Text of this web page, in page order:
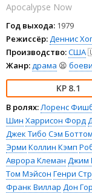
Apocalypse Now
Год выхода: 1979
Режиссёр:Деннис
Производство:США
Жанр:драма 😫
8.1
В ролях:Лоренс
Шин Харрисон Форд
Джек Тибо Сэм
Эрми Коллин Кэмп
Аврора Клеман Джим
Том Мэйсон Генри
Франк Виллар Дон